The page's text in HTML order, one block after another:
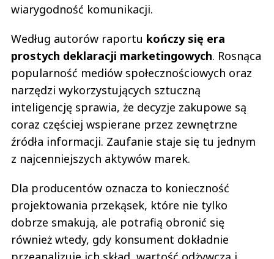
wiarygodność komunikacji.
Według autorów raportu kończy się era
prostych deklaracji marketingowych. Rosnąca
popularność mediów społecznościowych oraz
narzędzi wykorzystujących sztuczną
inteligencję sprawia, że decyzje zakupowe są
coraz częściej wspierane przez zewnętrzne
źródła informacji. Zaufanie staje się tu jednym
z najcenniejszych aktywów marek.
Dla producentów oznacza to konieczność
projektowania przekąsek, które nie tylko
dobrze smakują, ale potrafią obronić się
również wtedy, gdy konsument dokładnie